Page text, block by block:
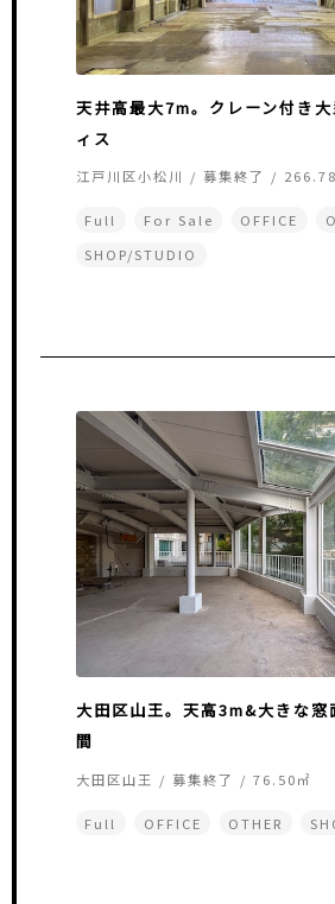
天井高最大7m。クレーン付き
ィス
江戸川区小松川 / 募集終了 /
Full For Sale OFFICE
SHOP/STUDIO
大田区山王。天高3m&大きな窓
間
大田区山王 / 募集終了 / 76.50㎡
Full OFFICE OTHER